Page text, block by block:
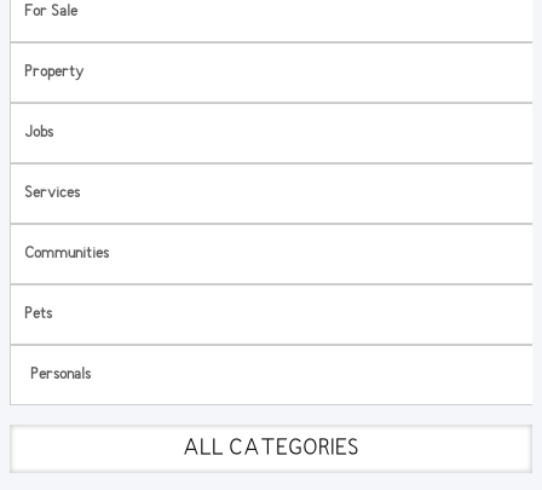
For Sale
Property
Jobs
Services
Communities
Pets
Personals
ALL CATEGORIES